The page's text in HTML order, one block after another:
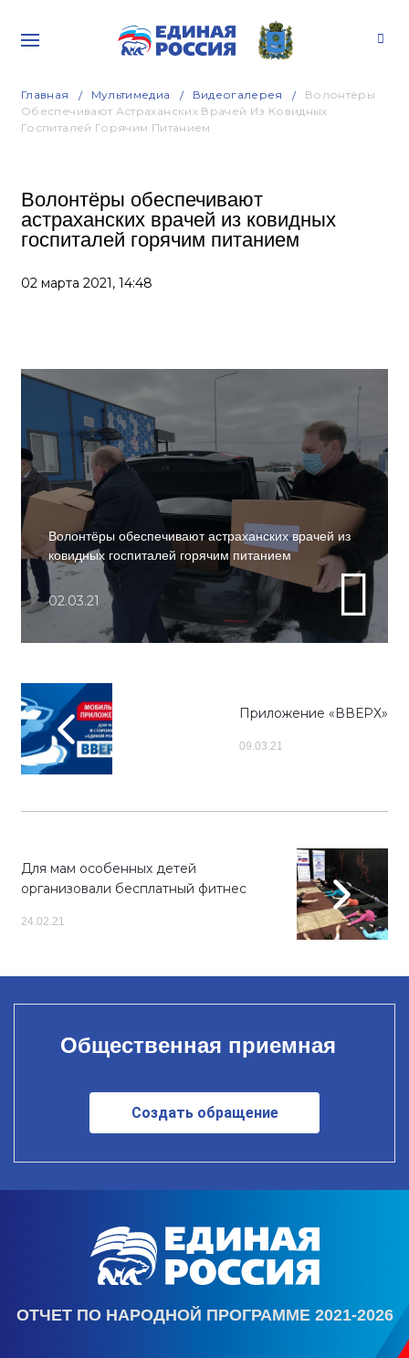
Главная Мультимедиа Видеогалерея
Волонтёры
Обеспечивают Астраханских Врачей Из Ковидных
Госпиталей Горячим Питанием
Волонтёры обеспечивают
астраханских врачей из ковидных
госпиталей горячим питанием
02 марта 2021, 14:48
Волонтёры обеспечивают астраханских врачей из
ковидных госпиталей горячим питанием
02.03.21
Приложение «ВВЕРХ»
09.03.21
Для мам особенных детей
организовали бесплатный фитнес
24.02.21
Общественная приемная
Создать обращение
ОТЧЕТ ПО НАРОДНОЙ ПРОГРАММЕ 2021-2026